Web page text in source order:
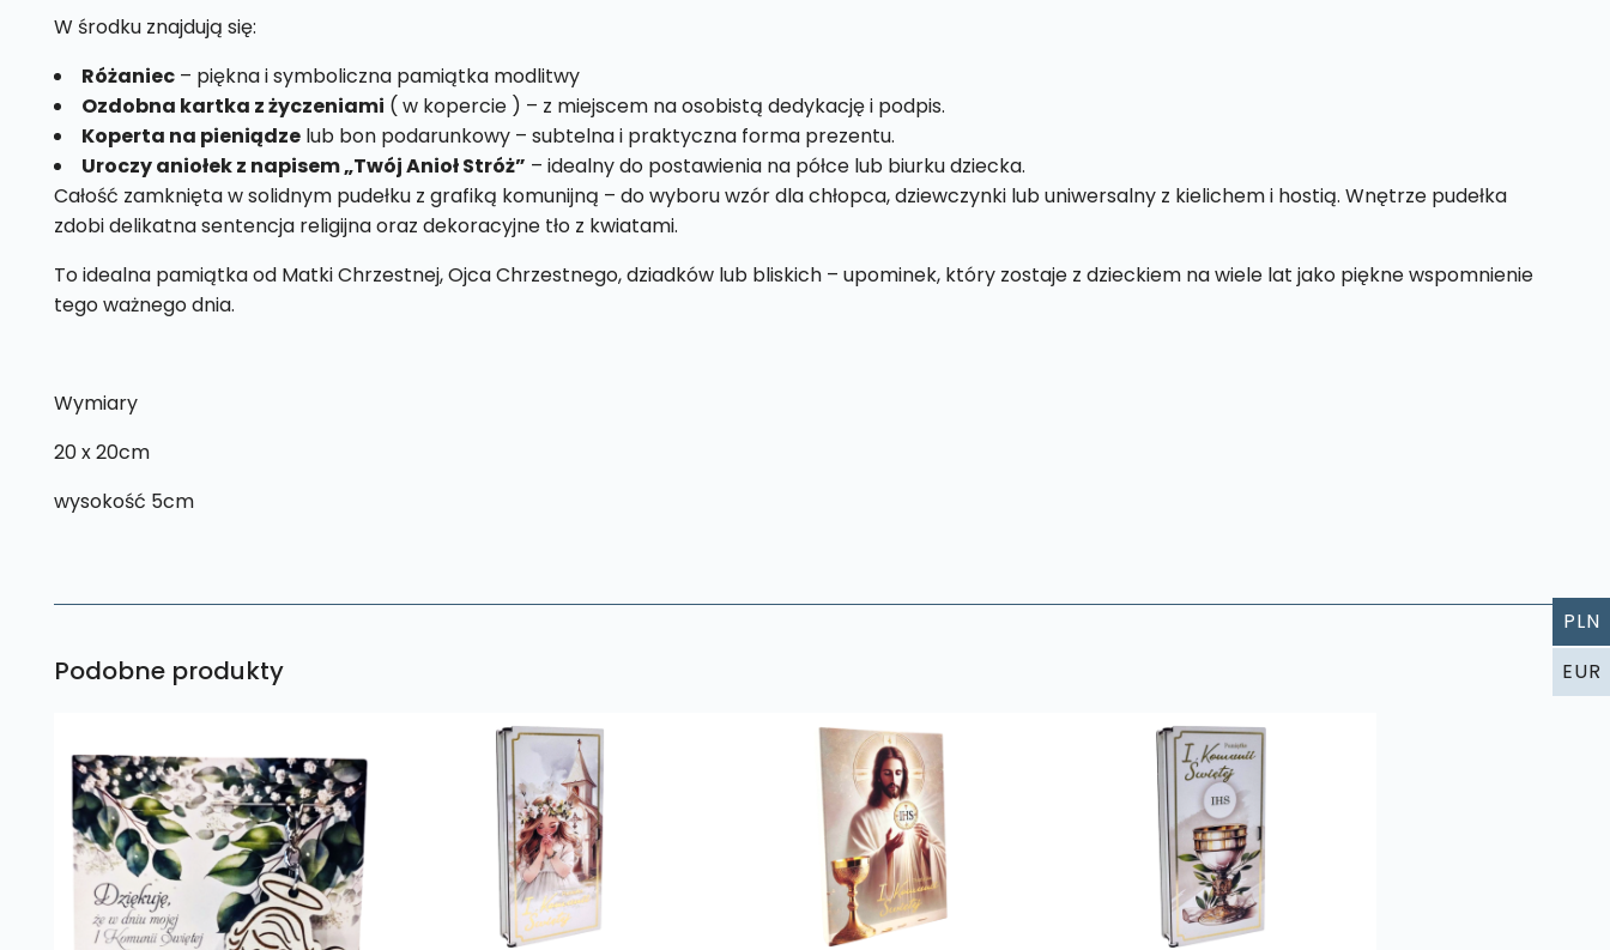
W środku znajdują się:
Różaniec– piękna i symboliczna pamiątka modlitwy
Ozdobna kartka z życzeniami ( w kopercie ) – z miejscem na osobistą dedykację i podpis.
Koperta na pieniądzelub bon podarunkowy – subtelna i praktyczna forma prezentu.
Uroczy aniołek z napisem „Twój Anioł Stróż” – idealny do postawienia na półce lub biurku dziecka.
Całość zamknięta w solidnym pudełku z grafiką komunijną – do wyboru wzór dla chłopca, dziewczynki lub uniwersalny z kielichem i hostią. Wnętrze pudełka
zdobi delikatna sentencja religijna oraz dekoracyjne tło z kwiatami.
To idealna pamiątka od Matki Chrzestnej, Ojca Chrzestnego, dziadków lub bliskich – upominek, który zostaje z dzieckiem na wiele lat jako piękne wspomnienie
tego ważnego dnia.
Wymiary
20 x 20cm
wysokość 5cm
Podobne produkty
PLN
EUR